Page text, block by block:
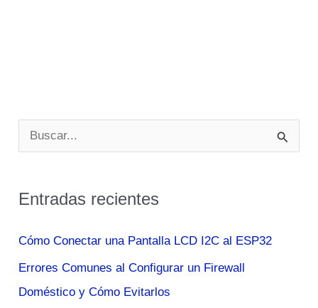
u
c
p
o
Entradas recientes
Cómo Conectar una Pantalla LCD I2C al ESP32
Errores Comunes al Configurar un Firewall
Doméstico y Cómo Evitarlos